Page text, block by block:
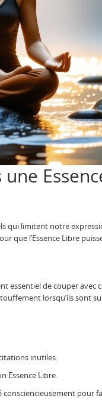
qui limitent notre
que l’Essence Libre
essentiel de couper
lorsqu’ils sont
inutiles.
Essence Libre.
pour